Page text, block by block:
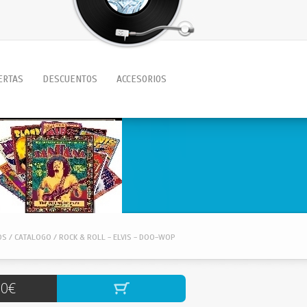
DESCUENTOS ACCESORIOS
/ CATALOGO / ROCK & ROLL - ELVIS - DOO-WOP